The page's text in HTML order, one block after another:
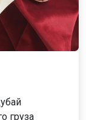
груза